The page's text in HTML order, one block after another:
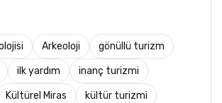
Arkeoloji gönüllü turizm
ilk yardım inanç turizmi
Kültürel Miras kültür turizmi